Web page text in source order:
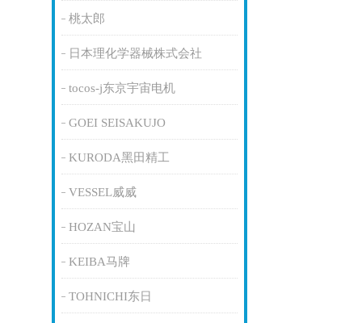
桃太郎
日本理化学器械株式会社
tocos-j东京宇宙电机
GOEI SEISAKUJO
KURODA黑田精工
VESSEL威威
HOZAN宝山
KEIBA马牌
TOHNICHI东日